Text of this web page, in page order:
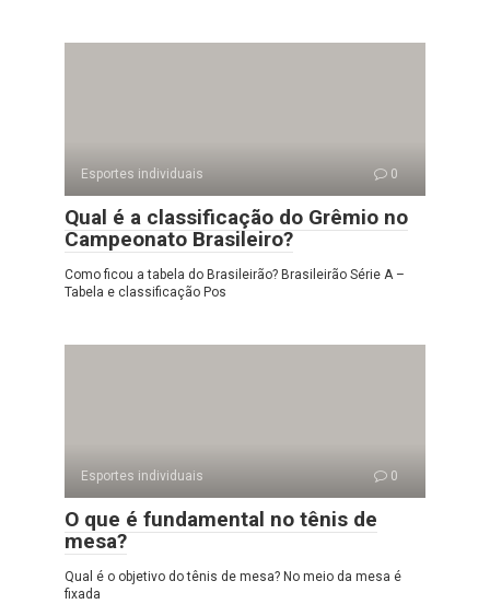
Esportes individuais 0
Qual é a classificação do Grêmio no
Campeonato Brasileiro?
Como ficou a tabela do Brasileirão? Brasileirão Série A –
Tabela e classificação Pos
Esportes individuais 0
O que é fundamental no tênis de
mesa?
Qual é o objetivo do tênis de mesa? No meio da mesa é
fixada